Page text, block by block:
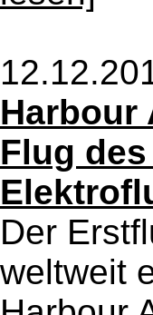
Harbour
Flug
Der
weltweit